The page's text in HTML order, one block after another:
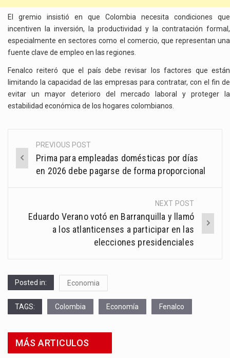
El gremio insistió en que Colombia necesita condiciones que
incentiven la inversión, la productividad y la contratación formal,
especialmente en sectores como el comercio, que representan una
fuente clave de empleo en las regiones.
Fenalco reiteró que el país debe revisar los factores que están
limitando la capacidad de las empresas para contratar, con el fin de
evitar un mayor deterioro del mercado laboral y proteger la
estabilidad económica de los hogares colombianos.
Post
navigation
PREVIOUS POST
Prima para empleadas domésticas por días
en 2026 debe pagarse de forma proporcional
NEXT POST
Eduardo Verano votó en Barranquilla y llamó
a los atlanticenses a participar en las
elecciones presidenciales
Posted in: Economia
TAGS: Colombia Economía Fenalco
MÁS ARTICULOS